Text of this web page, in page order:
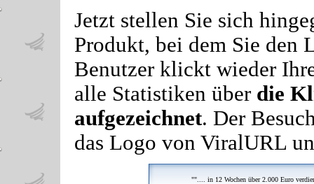
Jetzt stellen Sie sich
Produkt, bei dem Sie
Benutzer klickt wieder
alle Statistiken über die
aufgezeichnet. Der
das Logo von ViralURL
"".... in 12 Wochen über 2.000 Euro